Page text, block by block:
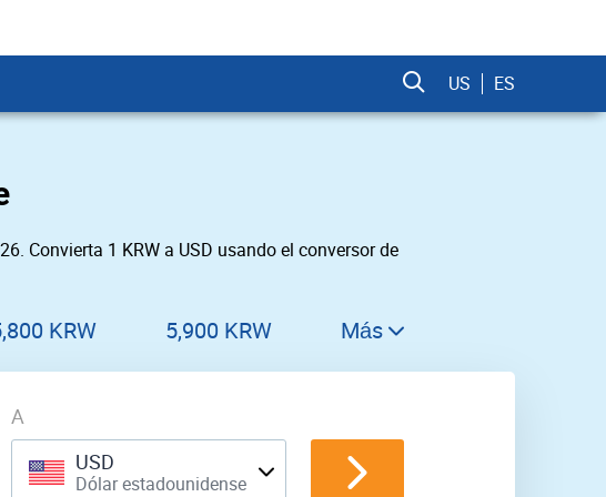
US ES
Convierta 1 KRW a USD usando el conversor de
KRW 5,900 KRW
6,100 KRW
6,200 KRW
6,300 KRW
Más
A
USD
Dólar estadounidense